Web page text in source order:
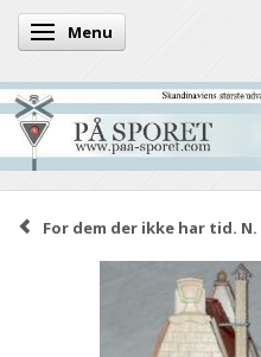
Toggle navigation
Menu
For dem der ikke har tid. N.